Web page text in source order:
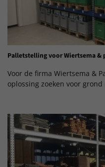
Palletstelling voor Wiertsema &
Voor de firma Wiertsema &
oplossing zoeken voor